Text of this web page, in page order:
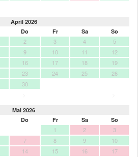
April 2026
Do Fr Sa So
2 3 4
5
9 10 11
12
16 17 18
19
23 24 25
26
30
Mai 2026
Do Fr Sa So
1 2
3
7 8 9
10
14 15 16
17